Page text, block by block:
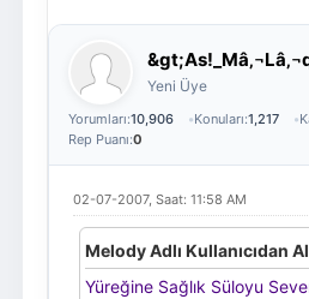
Yeni Üye
Yorumları:10,906 Konuları:1,217
Rep Puanı:0
02-07-2007, Saat: 11:58 AM
Melody Adlı Kullanıcıdan
Yüreğine Sağlık Süloyu